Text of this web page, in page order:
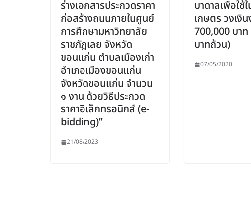
ร่างเอกสารประกวดราคา
ก่อสร้างถนนภายในศูนย์
การศึกษามหาวิทยาลัย
ราชภัฏเลย จังหวัด
ขอนแก่น ตำบลเมืองเก่า
อำเภอเมืองขอนแก่น
จังหวัดขอนแก่น จำนวน
๑ งาน ด้วยวิธีประกวด
ราคาอิเล็กทรอนิกส์ (e-
bidding)”
21/08/2023
บาดาลเพื่อใช้
เกษตร วงเงิ
700,000 บาท
บาทถ้วน)
07/05/2020